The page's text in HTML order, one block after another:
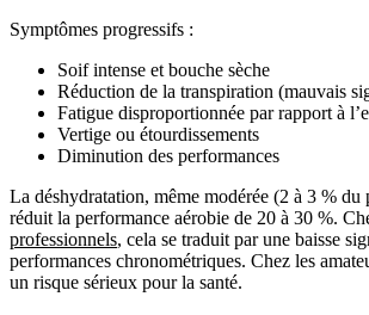
Symptômes progressifs :
Soif intense et bouche sèche
Réduction de la transpiration (mauvais
Fatigue disproportionnée par rapport à
Vertige ou étourdissements
Diminution des performances
La déshydratation, même modérée (2 à 3 % du
réduit la performance aérobie de 20 à 30 %.
professionnels, cela se traduit par une baisse
performances chronométriques. Chez les
un risque sérieux pour la santé.